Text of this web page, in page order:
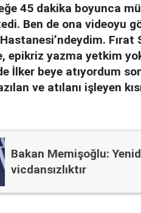
45 dakika boyunca
Ben de ona videoyu
Fırat
epikriz yazma yetkim
İlker beye atıyordum
ve atılanı işleyen
Bakan Memişoğlu:
vicdansızlıktır